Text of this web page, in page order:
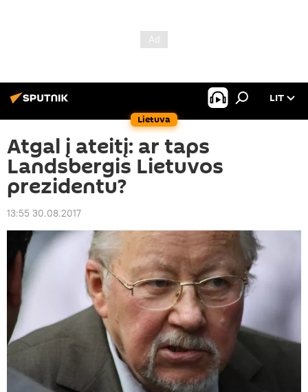
Lietuva
LIT
Atgal į ateitį: ar taps
Landsbergis Lietuvos
prezidentu?
13:55 30.08.2017